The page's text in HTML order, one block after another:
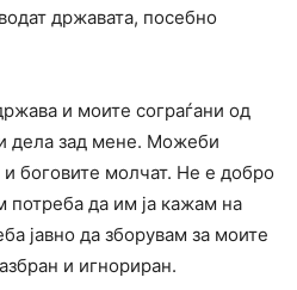
државата, посебно
и моите сограѓани од
дела зад мене. Можеби
боговите молчат. Не е добро
да им ја кажам на
јавно да зборувам за моите
и игнориран.